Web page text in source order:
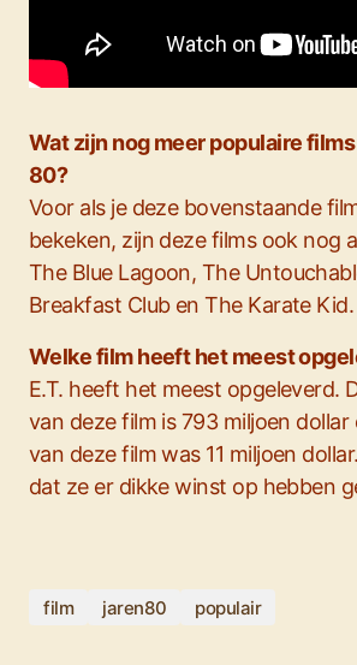
Wat zijn nog meer populaire
80?
Voor als je deze bovenstaande
bekeken, zijn deze films ook nog
The Blue Lagoon, The
Breakfast Club en The Karate Kid.
Welke film heeft het meest
E.T. heeft het meest opgeleverd.
van deze film is 793 miljoen
van deze film was 11 miljoen
dat ze er dikke winst op hebben
film jaren80 populair